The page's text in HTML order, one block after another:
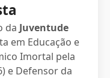
da Juventude
em Educação e
Imortal pela
e Defensor da